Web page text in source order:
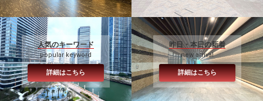
人気のキーワード
popular keyword
詳細はこちら
昨日・本日の新着
new arrival
詳細はこちら